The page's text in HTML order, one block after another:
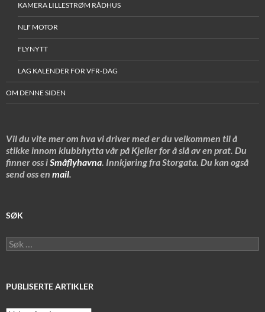
KAMERA LILLESTRØM RÅDHUS
NLF MOTOR
FLYNYTT
LAG KALENDER FOR VFR-DAG
OM DENNE SIDEN
Vil du vite mer om hva vi driver med er du velkommen til å
stikke innom klubbhytta vår på Kjeller for å slå av en prat. Du
finner oss iSmåflyhavna. Innkjøring fra Storgata. Du kan også
send oss en mail.
SØK
Søk
etter:
PUBLISERTE ARTIKLER